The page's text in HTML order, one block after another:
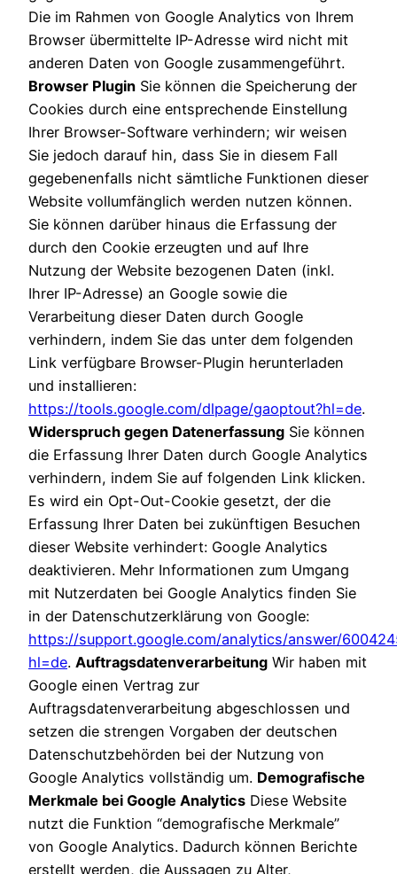
Die im Rahmen von Google Analytics von Ihrem
Browser übermittelte IP-Adresse wird nicht mit
anderen Daten von Google zusammengeführt.
Browser Plugin Sie können die Speicherung der
Cookies durch eine entsprechende Einstellung
Ihrer Browser-Software verhindern; wir weisen
Sie jedoch darauf hin, dass Sie in diesem Fall
gegebenenfalls nicht sämtliche Funktionen dieser
Website vollumfänglich werden nutzen können.
Sie können darüber hinaus die Erfassung der
durch den Cookie erzeugten und auf Ihre
Nutzung der Website bezogenen Daten (inkl.
Ihrer IP-Adresse) an Google sowie die
Verarbeitung dieser Daten durch Google
verhindern, indem Sie das unter dem folgenden
Link verfügbare Browser-Plugin herunterladen
und installieren:
https://tools.google.com/dlpage/gaoptout?hl=de.
Widerspruch gegen Datenerfassung Sie können
die Erfassung Ihrer Daten durch Google Analytics
verhindern, indem Sie auf folgenden Link klicken.
Es wird ein Opt-Out-Cookie gesetzt, der die
Erfassung Ihrer Daten bei zukünftigen Besuchen
dieser Website verhindert: Google Analytics
deaktivieren. Mehr Informationen zum Umgang
mit Nutzerdaten bei Google Analytics finden Sie
in der Datenschutzerklärung von Google:
https://support.google.com/analytics/answer/
hl=de. Auftragsdatenverarbeitung Wir haben mit
Google einen Vertrag zur
Auftragsdatenverarbeitung abgeschlossen und
setzen die strengen Vorgaben der deutschen
Datenschutzbehörden bei der Nutzung von
Google Analytics vollständig um. Demografische
Merkmale bei Google Analytics Diese Website
nutzt die Funktion “demografische Merkmale”
von Google Analytics. Dadurch können Berichte
erstellt werden, die Aussagen zu Alter,